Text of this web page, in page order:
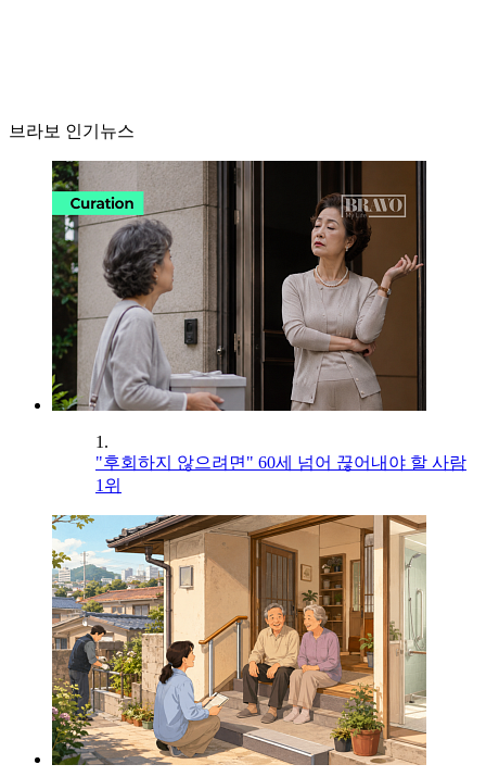
브라보 인기뉴스
1.
"후회하지 않으려면" 60세 넘어 끊어내야 할 사람
1위